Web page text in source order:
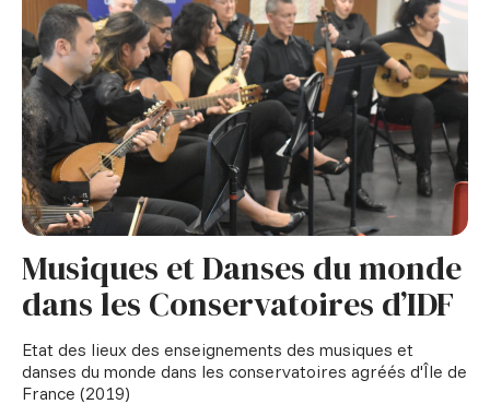
Musiques et Danses du monde
dans les Conservatoires d’IDF
Etat des lieux des enseignements des musiques et
danses du monde dans les conservatoires agréés d'Île de
France (2019)